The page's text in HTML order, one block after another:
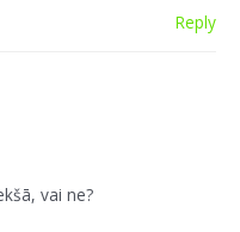
Reply
vai ne?